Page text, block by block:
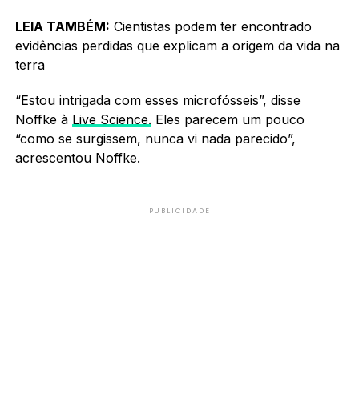
LEIA TAMBÉM: Cientistas podem ter encontrado
evidências perdidas que explicam a origem da vida na
terra
“Estou intrigada com esses microfósseis”, disse
Noffke à Live Science. Eles parecem um pouco
“como se surgissem, nunca vi nada parecido”,
acrescentou Noffke.
PUBLICIDADE